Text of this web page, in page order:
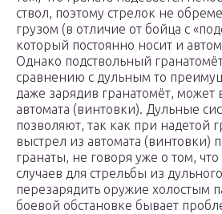
ствол, поэтому стрелок не
грузом (в отличие от бойца с
который постоянно носит и
Однако подствольный
сравнению с дульным то
даже зарядив гранатомёт, может
автомата (винтовки). Дульные
позволяют, так как при надетой
выстрел из автомата (винтовки)
гранаты, не говоря уже о том,
случаев для стрельбы из
перезарядить оружие холостым
боевой обстановке бывает